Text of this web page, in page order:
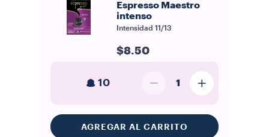
Espresso Maestro
intenso
Intensidad 11/13
$8.50
10 1
AGREGAR AL CARRITO